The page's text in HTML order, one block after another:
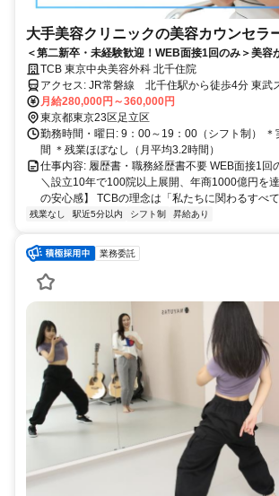
大手美容クリニックの美容カウンセラ
＜第二新卒・未経験歓迎！WEB面接1回のみ＞美容
生も充実！残業月平均3.2ｈ/最大800万円以上の年収
住駅から徒歩4分
TCB 東京中央美容外科 北千住院
アクセス: JR常磐線 北千住駅から徒歩4分 東武スカイツリーライン
北千住駅から徒歩4分 東京メトロ千代田線 北
東京メトロ日比谷線 北千住駅から徒歩4分 つ
ス 北千住駅から徒歩4分
月給280,000円～360,000円
東京都東京23区足立区
勤務時間・曜日: 9：00～19：00（シフト制）
間 ＊残業ほぼなし（月平均3.2時間）
仕事内容: 履歴書・職務経歴書不要 WEB面接1回
＼設立10年で100院以上展開、年商1000億円を
の安心感】 TCBの理念は「私たちに関わるすべ
残業なし 駅近5分以内 シフト制 昇給あり
業務委託